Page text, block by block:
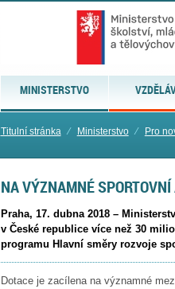
MINISTERSTVO
Titulní stránka ⁄ Ministerstvo ⁄ Pro
NA VÝZNAMNÉ
Praha, 17. dubna 2018 –
v České republice více než 30
programu Hlavní směry rozvoje
Dotace je zacílena na významné